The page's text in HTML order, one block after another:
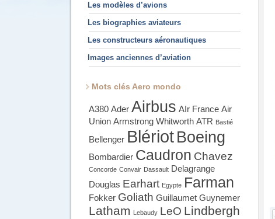
Les modèles d’avions
Les biographies aviateurs
Les constructeurs aéronautiques
Images anciennes d’aviation
Mots clés Aero mondo
A380 Ader Airbus AIr France Air
Union Armstrong Whitworth ATR Bastié
Bellenger Blériot Boeing
Bombardier Caudron Chavez
Concorde Convair Dassault Delagrange
Douglas Earhart Egypte Farman
Fokker Goliath Guillaumet Guynemer
Latham Lebaudy LeO Lindbergh